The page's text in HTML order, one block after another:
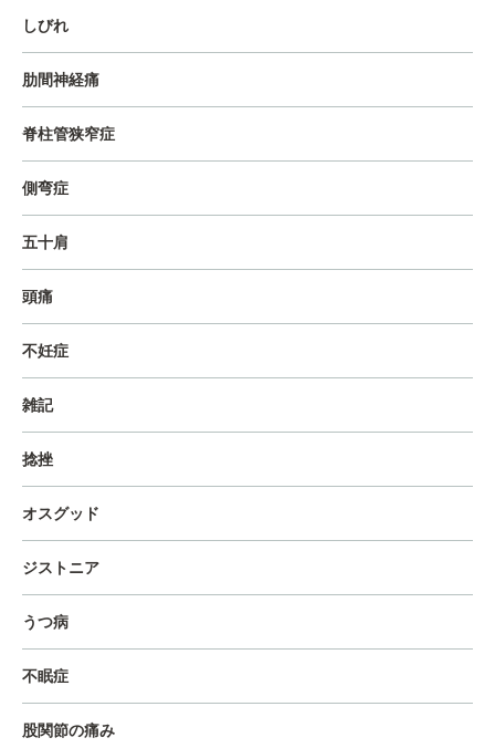
しびれ
肋間神経痛
脊柱管狭窄症
側弯症
五十肩
頭痛
不妊症
雑記
捻挫
オスグッド
ジストニア
うつ病
不眠症
股関節の痛み